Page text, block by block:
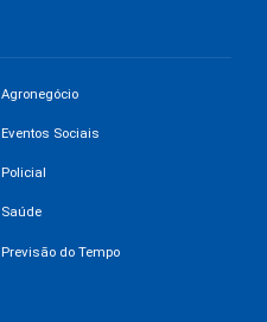
Agronegócio
Eventos Sociais
Policial
Saúde
Previsão do Tempo